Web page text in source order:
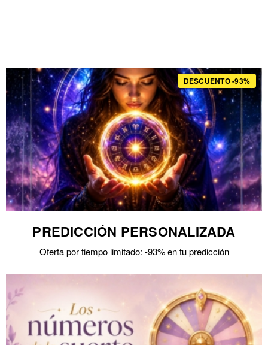
DESCUENTO -93%
PREDICCIÓN PERSONALIZADA
Oferta por tiempo limitado: -93% en tu predicción